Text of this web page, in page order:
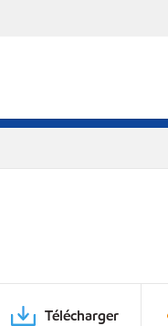
Télécharger